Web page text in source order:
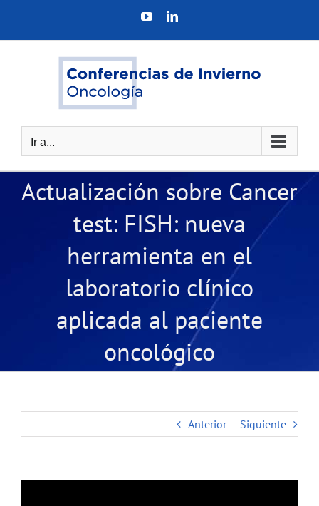
YouTubeLinkedIn
Ir a...
Actualización sobre Cancer
test: FISH: nueva
herramienta en el
laboratorio clínico
aplicada al paciente
oncológico
Anterior Siguiente